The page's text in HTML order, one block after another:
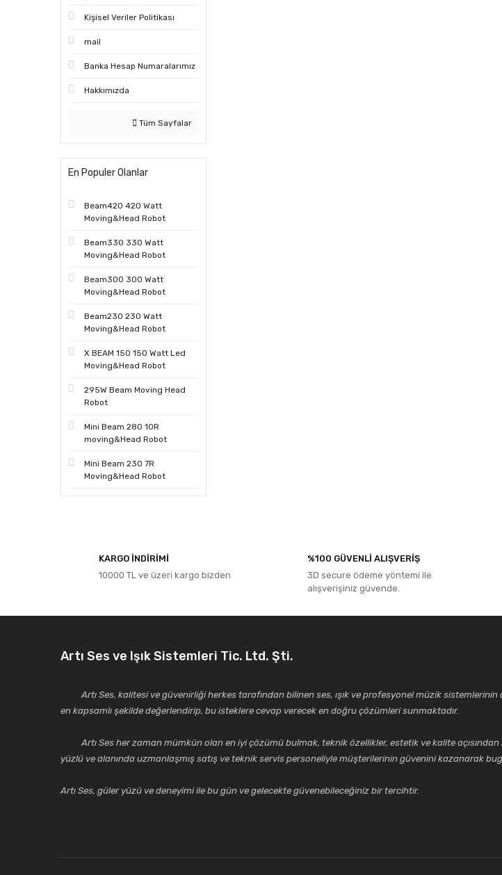
Kişisel Veriler Politikası
mail
Banka Hesap Numaralarımız
Hakkımızda
Tüm Sayfalar
En Populer Olanlar
Beam420 420 Watt
Moving&Head Robot
Beam330 330 Watt
Moving&Head Robot
Beam300 300 Watt
Moving&Head Robot
Beam230 230 Watt
Moving&Head Robot
X BEAM 150 150 Watt Led
Moving&Head Robot
295W Beam Moving Head
Robot
Mini Beam 280 10R
moving&Head Robot
Mini Beam 230 7R
Moving&Head Robot
KARGO İNDİRİMİ
10000 TL ve üzeri kargo bizden
%100 GÜVENLİ ALIŞVERİŞ
3D secure ödeme yöntemi ile
alışverişiniz güvende.
Artı Ses ve Işık Sistemleri Tic. Ltd. Şti.
Artı Ses, kalitesi ve güvenirliği herkes tarafından bilinen ses, ışık ve profesyonel müzik
en kapsamlı şekilde değerlendirip, bu isteklere cevap verecek en doğru çözümleri sunmaktadır.
Artı Ses her zaman mümkün olan en iyi çözümü bulmak, teknik özellikler, estetik ve kalite açısından
yüzlü ve alanında uzmanlaşmış satış ve teknik servis personeliyle müşterilerinin güvenini kazanarak
Artı Ses, güler yüzü ve deneyimi ile bu gün ve gelecekte güvenebileceğiniz bir tercihtir.